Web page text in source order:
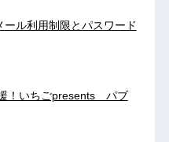
ール利用制限とパスワード
！いちごpresents パブ